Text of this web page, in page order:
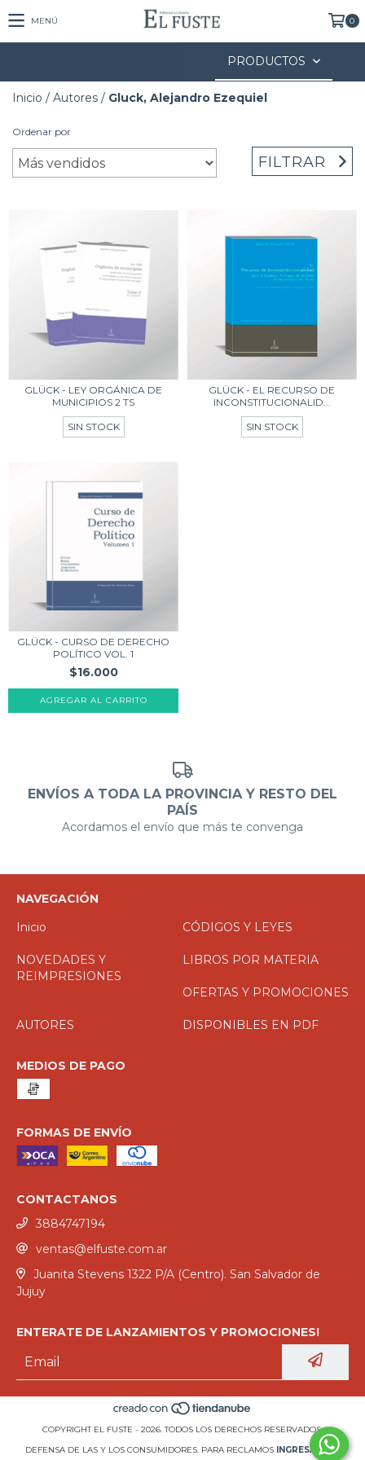
MENÚ 0
PRODUCTOS
Inicio / Autores / Gluck, Alejandro Ezequiel
Ordenar por
FILTRAR
GLÜCK - LEY ORGÁNICA DE
MUNICIPIOS 2 TS
SIN STOCK
GLÜCK - EL RECURSO DE
INCONSTITUCIONALID...
SIN STOCK
GLÜCK - CURSO DE DERECHO
POLÍTICO VOL. 1
$16.000
AGREGAR AL CARRITO
ENVÍOS A TODA LA PROVINCIA Y RESTO DEL
PAÍS
Acordamos el envío que más te convenga
NAVEGACIÓN
Inicio
CÓDIGOS Y LEYES
NOVEDADES Y
REIMPRESIONES
LIBROS POR MATERIA
OFERTAS Y PROMOCIONES
AUTORES DISPONIBLES EN PDF
MEDIOS DE PAGO
FORMAS DE ENVÍO
CONTACTANOS
3884747194
ventas@elfuste.com.ar
Juanita Stevens 1322 P/A (Centro). San Salvador de
Jujuy
ENTERATE DE LANZAMIENTOS Y PROMOCIONES!
COPYRIGHT EL FUSTE - 2026. TODOS LOS DERECHOS RESERVADOS.
DEFENSA DE LAS Y LOS CONSUMIDORES. PARA RECLAMOS INGRESÁ ACÁ.